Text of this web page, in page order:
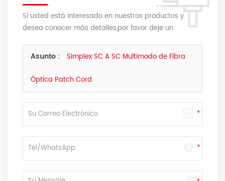
Si usted está interesado en nuestros productos y
desea conocer más detalles,por favor deje un
podamos.
Asunto : Simplex SC A SC Multimodo de Fibra
Óptica Patch Cord